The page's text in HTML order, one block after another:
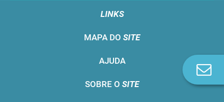
LINKS
MAPA DO SITE
AJUDA
SOBRE O SITE